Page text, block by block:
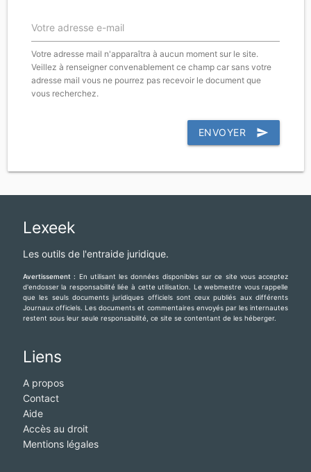
Votre adresse e-mail
Votre adresse mail n'apparaîtra à aucun moment sur le site.
Veillez à renseigner convenablement ce champ car sans votre
adresse mail vous ne pourrez pas recevoir le document que
vous recherchez.
ENVOYER send
Lexeek
Les outils de l'entraide juridique.
Avertissement : En utilisant les données disponibles sur ce site vous acceptez
d'endosser la responsabilité liée à cette utilisation. Le webmestre vous rappelle
que les seuls documents juridiques officiels sont ceux publiés aux différents
Journaux officiels. Les documents et commentaires envoyés par les internautes
restent sous leur seule responsabilité, ce site se contentant de les héberger.
Liens
A propos
Contact
Aide
Accès au droit
Mentions légales